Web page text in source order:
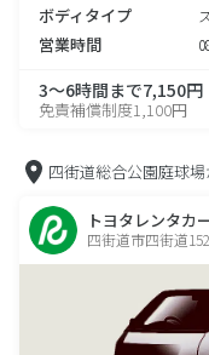
ボディタイプ
営業時間
3～6時間まで7,150円
免責補償制度1,100円
四街道総合公園庭球場
トヨタレンタカ
四街道市四街道